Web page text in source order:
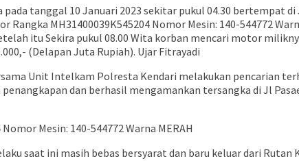
tanggal 10 Januari 2023 sekitar pukul 04.30 bertempat
MH31400039K545204 Nomor Mesin: 140-544772
itu Sekira pukul 08.00 Wita korban mencari motor
(Delapan Juta Rupiah). Ujar Fitrayadi
Unit Intelkam Polresta Kendari melakukan pencarian
dan berhasil mengamankan tersangka di Jl
Mesin: 140-544772 Warna MERAH
saat ini masih bebas bersyarat dan baru keluar dari Rutan